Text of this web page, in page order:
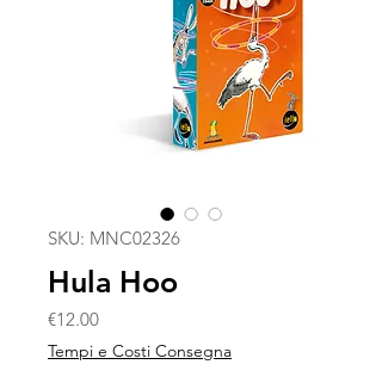
SKU: MNC02326
Hula Hoo
€12.00Price
Tempi e Costi Consegna